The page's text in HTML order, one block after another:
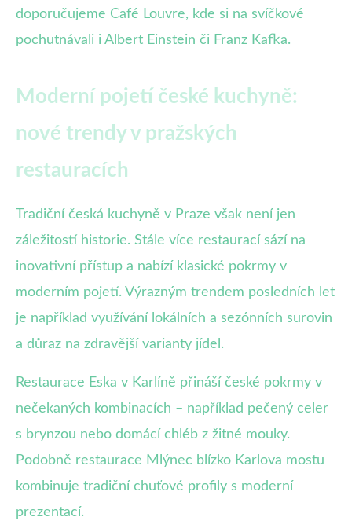
doporučujeme Café Louvre, kde si na svíčkové
pochutnávali i Albert Einstein či Franz Kafka.
Moderní pojetí české kuchyně:
nové trendy v pražských
restauracích
Tradiční česká kuchyně v Praze však není jen
záležitostí historie. Stále více restaurací sází na
inovativní přístup a nabízí klasické pokrmy v
moderním pojetí. Výrazným trendem posledních let
je například využívání lokálních a sezónních surovin
a důraz na zdravější varianty jídel.
Restaurace Eska v Karlíně přináší české pokrmy v
nečekaných kombinacích – například pečený celer
s brynzou nebo domácí chléb z žitné mouky.
Podobně restaurace Mlýnec blízko Karlova mostu
kombinuje tradiční chuťové profily s moderní
prezentací.